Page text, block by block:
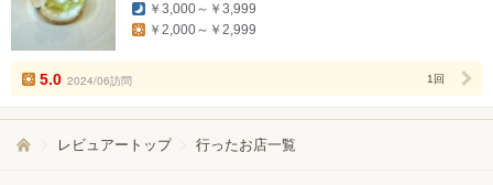
数
￥3,000～￥3,999
￥2,000～￥2,999
5.0 2024/06訪問 1回
レビュアートップ 行ったお店一覧